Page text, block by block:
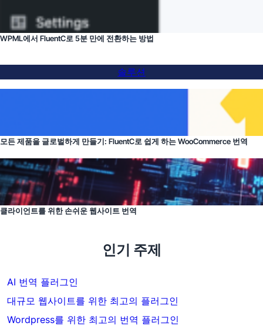
WPML에서 FluentC로 5분 만에 전환하는 방법
솔루션
모든 제품을 글로벌하게 만들기: FluentC로 쉽게 하는 WooCommerce 번역
클라이언트를 위한 손쉬운 웹사이트 번역
인기 주제
AI 번역 플러그인
대규모 웹사이트를 위한 최고의 플러그인
Wordpress를 위한 최고의 번역 플러그인